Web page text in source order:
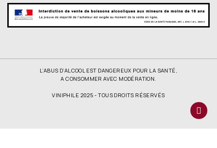
L’ABUS D’ALCOOL EST DANGEREUX POUR LA SANTÉ,
A CONSOMMER AVEC MODÉRATION.
VINIPHILE 2025 - TOUS DROITS RÉSERVÉS